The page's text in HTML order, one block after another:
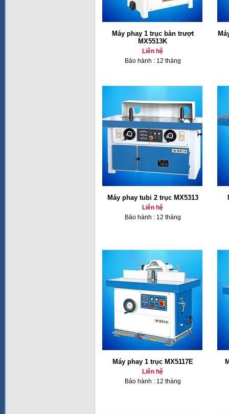
Máy phay 1 trục bàn trượt
MX5513K
Liên hệ
Bảo hành : 12 tháng
Máy phay tubi 2 trục MX5313
Liên hệ
Bảo hành : 12 tháng
Máy phay 1 trục MX5117E
Liên hệ
Bảo hành : 12 tháng